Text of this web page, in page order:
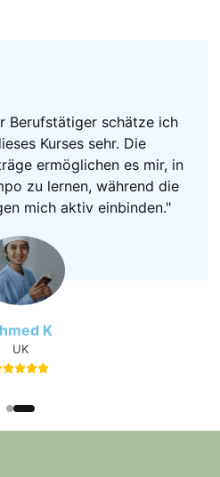
Berufstätiger schätze ich
Kurses sehr. Die
ermöglichen es mir, in
zu lernen, während die
mich aktiv einbinden."
K
UK